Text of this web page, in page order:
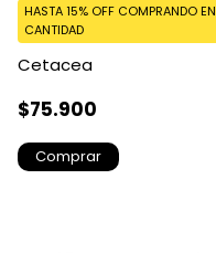
Cetacea
$75.900
HASTA 15% OFF COMPRANDO EN
CANTIDAD
Comprar